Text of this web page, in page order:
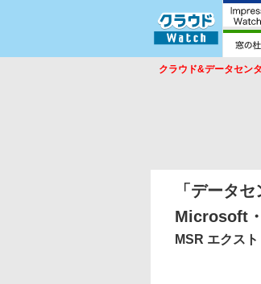
クラウド&データセン
「データ
Microsoft
MSR エクス